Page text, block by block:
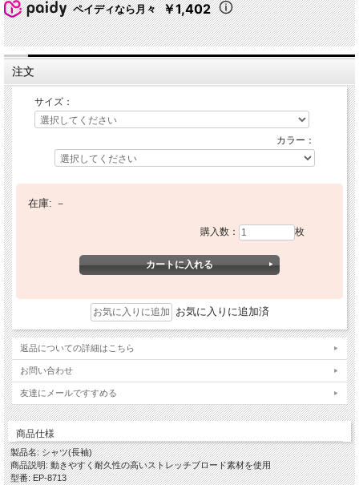
ペイディなら月々 ￥1,402
注文
サイズ：
カラー：
在庫: －
購入数： 枚
お気に入りに追加済
返品についての詳細はこちら
お問い合わせ
友達にメールですすめる
商品仕様
製品名: シャツ(長袖)
商品説明: 動きやすく耐久性の高いストレッチブロード素材を使用
型番: EP-8713